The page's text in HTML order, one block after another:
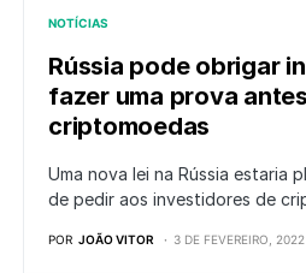
NOTÍCIAS
Rússia pode obrigar
fazer uma prova
criptomoedas
Uma nova lei na Rússia estaria
de pedir aos investidores de
POR JOÃO VITOR 3 DE FEVEREIRO, 2022